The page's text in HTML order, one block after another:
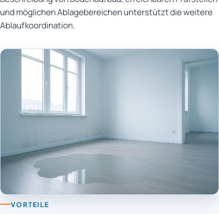
und möglichen Ablagebereichen unterstützt die weitere
Ablaufkoordination.
VORTEILE